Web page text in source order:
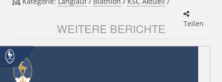
Teilen
WEITERE BERICHTE